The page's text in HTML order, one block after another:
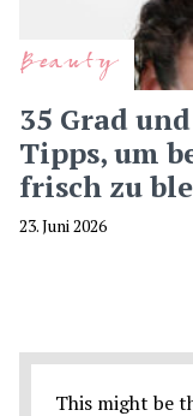
Beauty
35 Grad
Tipps, um
frisch zu
23. Juni 2026
This might be